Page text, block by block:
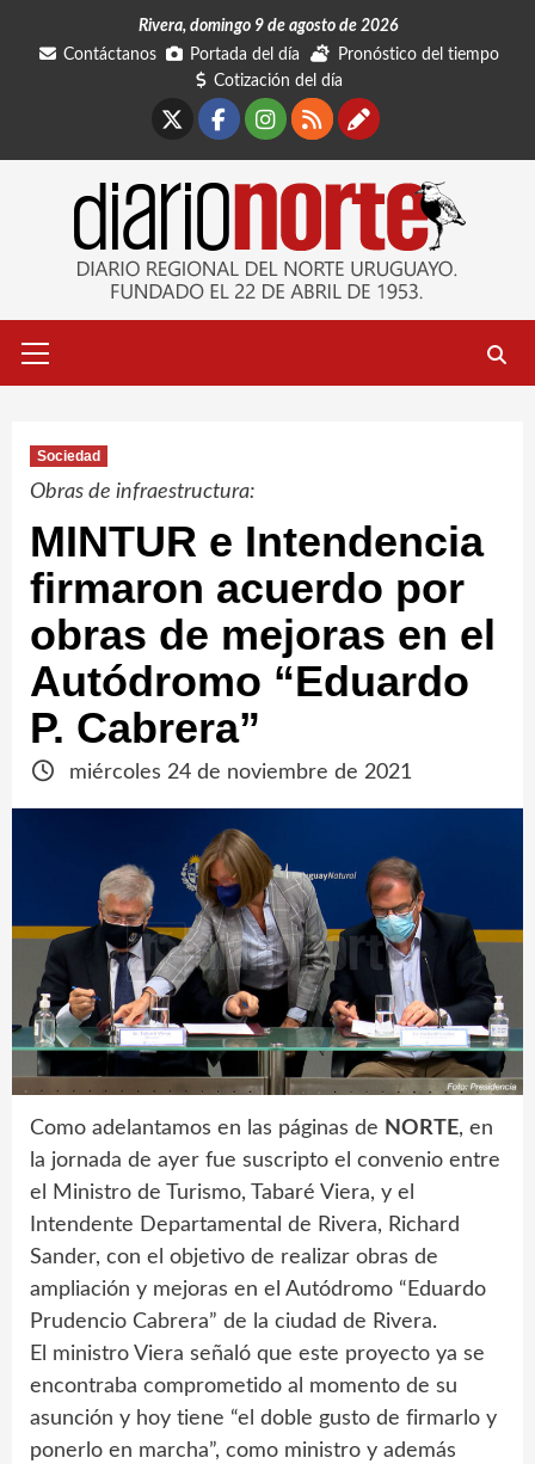
Rivera, domingo 9 de agosto de 2026
Contáctanos
Portada del día
Pronóstico del tiempo
Cotización del día
Facebook
Instagram
RSSContáctanos
primario
Sociedad
Obras de infraestructura:
MINTUR e Intendencia
firmaron acuerdo por
obras de mejoras en el
Autódromo “Eduardo
P. Cabrera”
miércoles 24 de noviembre de 2021
Como adelantamos en las páginas de NORTE, en
la jornada de ayer fue suscripto el convenio entre
el Ministro de Turismo, Tabaré Viera, y el
Intendente Departamental de Rivera, Richard
Sander, con el objetivo de realizar obras de
ampliación y mejoras en el Autódromo “Eduardo
Prudencio Cabrera” de la ciudad de Rivera.
El ministro Viera señaló que este proyecto ya se
encontraba comprometido al momento de su
asunción y hoy tiene “el doble gusto de firmarlo y
ponerlo en marcha”, como ministro y además